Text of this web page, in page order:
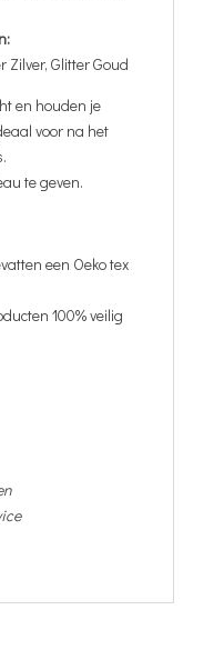
Zilver, Glitter Goud
en houden je
voor na het
te geven.
een Oeko tex
100% veilig